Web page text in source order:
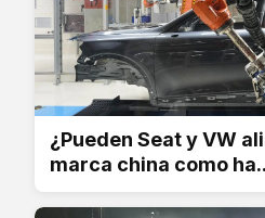
¿Pueden Seat y VW
marca china como